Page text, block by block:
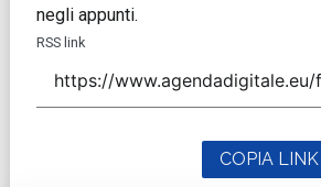
negli appunti.
RSS link
COPIA LINK